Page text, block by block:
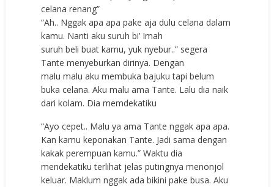
celana renang”
“Ah.. Nggak apa apa pake aja dulu celana dalam
kamu. Nanti aku suruh bi’ Imah
suruh beli buat kamu, yuk nyebur..” segera
Tante menyeburkan dirinya. Dengan
malu malu aku membuka bajuku tapi belum
buka celana. Aku malu ama Tante. Lalu dia naik
dari kolam. Dia memdekatiku
“Ayo cepet.. Malu ya ama Tante nggak apa apa.
Kan kamu keponakan Tante. Jadi sama dengan
kakak perempuan kamu.” Waktu dia
mendekatiku terlihat jelas putingnya menonjol
keluar. Maklum nggak ada bikini pake busa. Aku